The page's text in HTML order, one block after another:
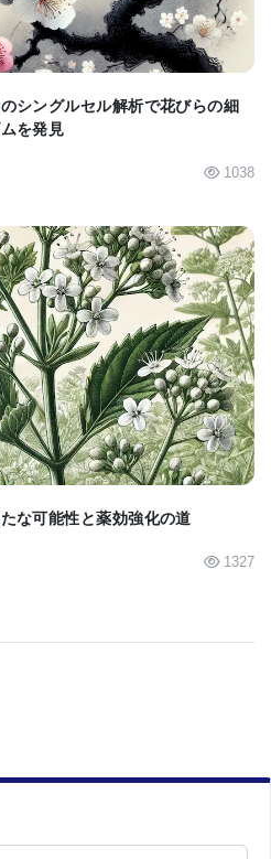
ほとんどないでしょう。」
士は知見する。植物におけ
ン博士は推測する。植物の
業および経済に大きな影響
だ。
をご覧ください：Small
of Acquired Traits
シングルセル解析で花びらの細
を発見
1038
JP
な可能性と薬効強化の道
1327